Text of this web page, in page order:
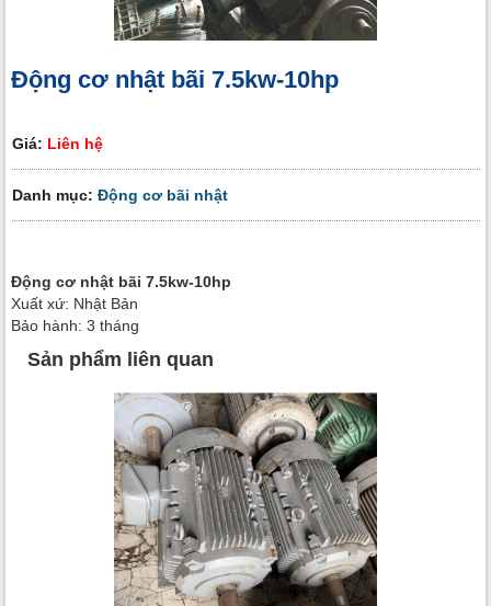
Động cơ nhật bãi 7.5kw-10hp
Giá: Liên hệ
Danh mục: Động cơ bãi nhật
Động cơ nhật bãi 7.5kw-10hp
Xuất xứ: Nhật Bản
Bảo hành: 3 tháng
Sản phẩm liên quan